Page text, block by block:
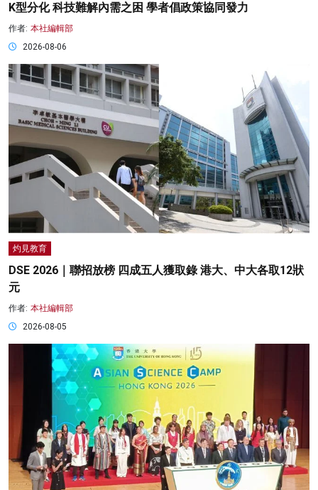
K型分化 科技難解內需之困 學者倡政策協同發力
作者: 本社編輯部
2026-08-06
灼見教育
DSE 2026｜聯招放榜 四成五人獲取錄 港大、中大各取12狀
元
作者: 本社編輯部
2026-08-05